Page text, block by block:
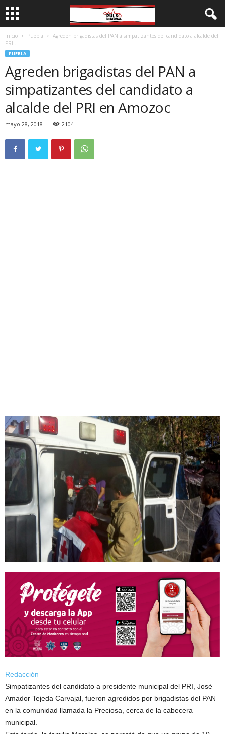
Inicio Puebla
Agreden brigadistas del PAN a simpatizantes del candidato a alcalde del
PRI...
PUEBLA
Agreden brigadistas del PAN a
simpatizantes del candidato a
alcalde del PRI en Amozoc
mayo 28, 2018 2104
Redacción
Simpatizantes del candidato a presidente municipal del PRI, José
Amador Tejeda Carvajal, fueron agredidos por brigadistas del PAN
en la comunidad llamada la Preciosa, cerca de la cabecera
municipal.